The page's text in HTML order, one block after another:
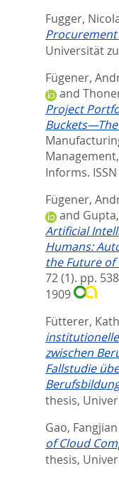
Fugger,
Procurement
Universität
Fügener,
and
Project
Informs.
Fügener,
and
Artificial
Humans:
the Future of
72 (1). pp.
1909
Fütterer,
zwischen
Fallstudie
thesis,
Gao, Fangjian
of Cloud
thesis,